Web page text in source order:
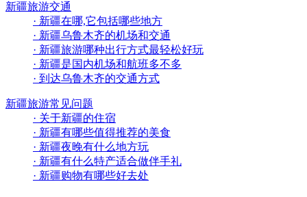
新疆旅游交通
· 新疆在哪,它包括哪些地方
· 新疆乌鲁木齐的机场和交通
· 新疆旅游哪种出行方式最轻松好玩
· 新疆是国内机场和航班多不多
· 到达乌鲁木齐的交通方式
新疆旅游常见问题
· 关于新疆的住宿
· 新疆有哪些值得推荐的美食
· 新疆夜晚有什么地方玩
· 新疆有什么特产适合做伴手礼
· 新疆购物有哪些好去处